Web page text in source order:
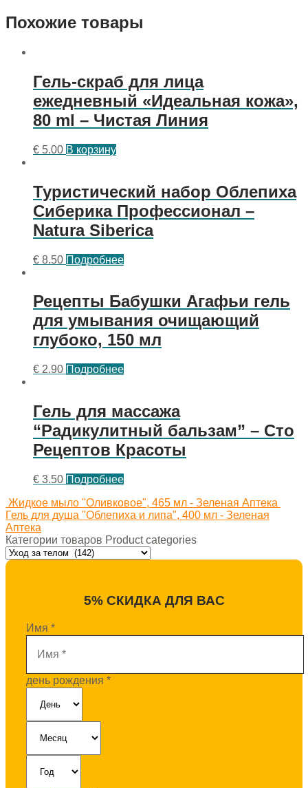
Похожие товары
Гель-скраб для лица
ежедневный «Идеальная кожа»,
80 ml – Чистая Линия
€ 5.00 В корзину
Туристический набор Облепиха
Сиберика Профессионал –
Natura Siberica
€ 8.50 Подробнее
Рецепты Бабушки Агафьи гель
для умывания очищающий
глубоко, 150 мл
€ 2.90 Подробнее
Гель для массажа
“Радикулитный бальзам” – Сто
Рецептов Красоты
€ 3.50 Подробнее
Жидкое мыло "Оливковое", 465 мл - Зеленая Аптека
Гель для душа "Облепиха и липа", 400 мл - Зеленая
Аптека
Категории товаров Product categories
5% СКИДКА ДЛЯ ВАС
Имя *
день рождения *